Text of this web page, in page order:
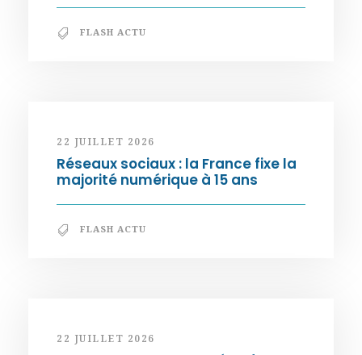
FLASH ACTU
22 JUILLET 2026
Réseaux sociaux : la France fixe la
majorité numérique à 15 ans
FLASH ACTU
22 JUILLET 2026